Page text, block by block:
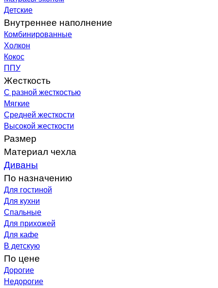
Детские
Внутреннее наполнение
Комбинированные
Холкон
Кокос
ППУ
Жесткость
С разной жесткостью
Мягкие
Средней жесткости
Высокой жесткости
Размер
Материал чехла
Диваны
По назначению
Для гостиной
Для кухни
Спальные
Для прихожей
Для кафе
В детскую
По цене
Дорогие
Недорогие